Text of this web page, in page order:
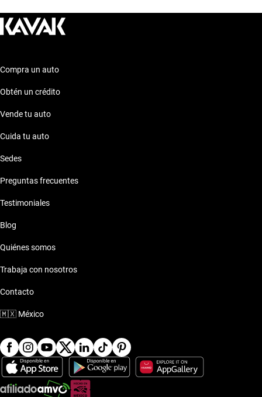
Compra un auto
Obtén un crédito
Vende tu auto
Cuida tu auto
Sedes
Preguntas frecuentes
Testimoniales
Blog
Quiénes somos
Trabaja con nosotros
Contacto
🇲🇽 México